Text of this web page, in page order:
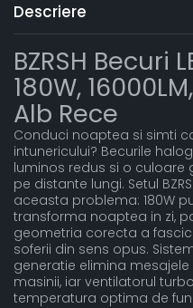
Descriere
BZRSH Becuri
180W,
Alb Rece
Conduci noaptea si simti
intunericului? Becurile
luminos redus si o
pe distante lungi. Setul
aceasta problema: 180W
transforma noaptea in zi,
geometria corecta a
soferii din sens opus.
generatie elimina
masinii, iar ventilatorul
temperatura optima de